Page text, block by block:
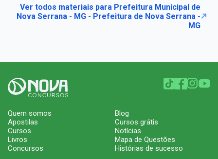
Ver todos materiais para Prefeitura Municipal de
Nova Serrana - MG - Prefeitura de Nova Serrana -
MG
Quem somos
Apostilas
Cursos
Livros
Concursos
Blog
Cursos grátis
Notícias
Mapa de Questões
Histórias de sucesso